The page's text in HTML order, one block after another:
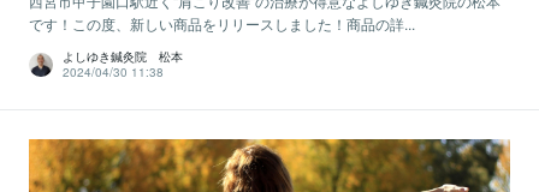
です！この度、新しい商品をリリースしました！商品の詳...
よしゆき鍼灸院 松本
2024/04/30 11:38